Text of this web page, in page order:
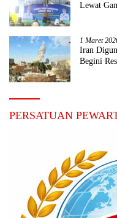
Lewat
1 Maret
Iran
Begini
PERSATUAN